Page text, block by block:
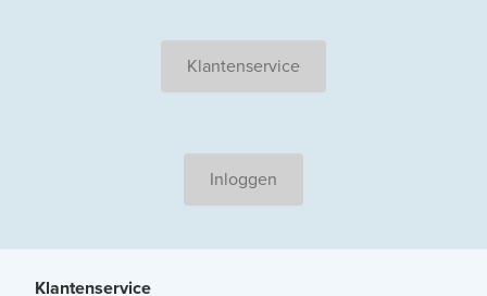
Klantenservice
Inloggen
Klantenservice